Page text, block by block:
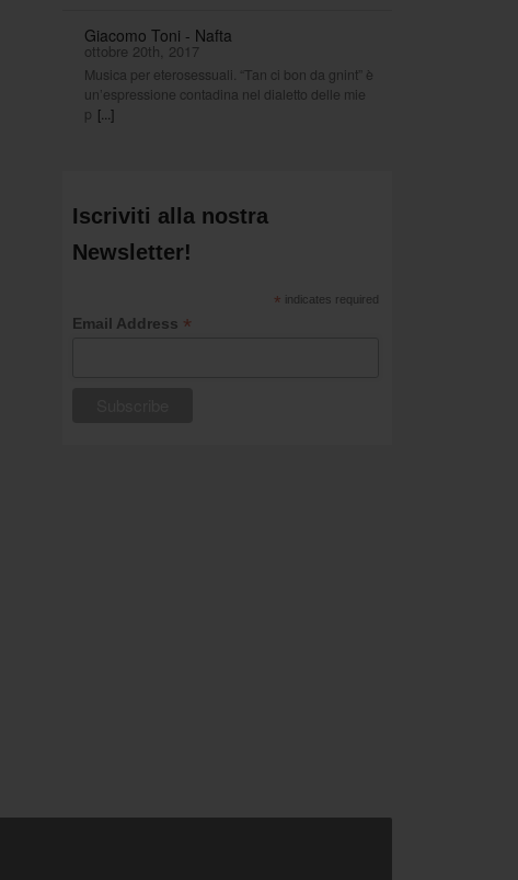
Giacomo Toni - Nafta
ottobre 20th, 2017
Musica per eterosessuali. “Tan ci bon da gnint” è
un’espressione contadina nel dialetto delle mie
p [...]
Iscriviti alla nostra
Newsletter!
* indicates required
Email Address *